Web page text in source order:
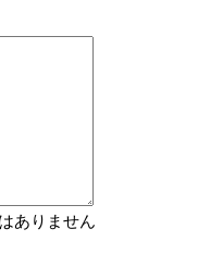
ありません